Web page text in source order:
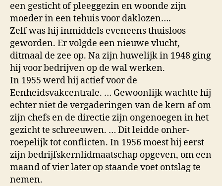
een gesticht of pleeggezin en woonde zijn
moeder in een tehuis voor daklozen….
Zelf was hij inmiddels eveneens thuisloos
geworden. Er volgde een nieuwe vlucht,
ditmaal de zee op. Na zijn huwelijk in 1948 ging
hij voor bedrijven op de wal werken.
In 1955 werd hij actief voor de
Eenheidsvakcentrale. … Gewoon­lijk wachtte hij
echter niet de vergaderin­gen van de kern af om
zijn chefs en de directie zijn ongenoe­gen in het
gezicht te schreeuwen. … Dit leidde onher­
roepelijk tot conflicten. In 1956 moest hij eerst
zijn be­drijfskernlidmaat­schap opgeven, om een
maand of vier later op staande voet ontslag te
nemen.